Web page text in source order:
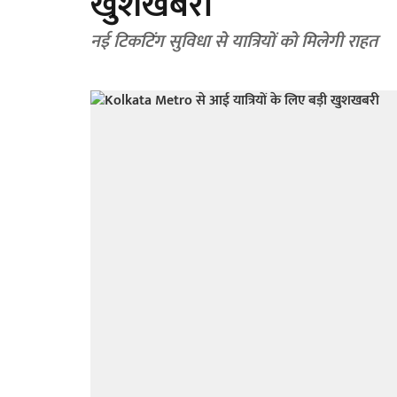
नई टिकटिंग सुविधा से यात्रियों को मिलेगी राहत